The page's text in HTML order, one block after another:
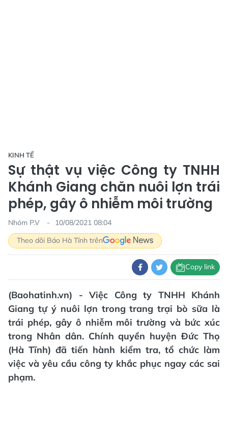
KINH TẾ
Sự thật vụ việc Công ty TNHH
Khánh Giang chăn nuôi lợn trái
phép, gây ô nhiễm môi trường
Nhóm P.V
10/08/2021 08:04
Theo dõi Báo Hà Tĩnh trên
Copy link
(Baohatinh.vn) - Việc Công ty TNHH Khánh
Giang tự ý nuôi lợn trong trang trại bò sữa là
trái phép, gây ô nhiễm môi trường và bức xúc
trong Nhân dân. Chính quyền huyện Đức Thọ
(Hà Tĩnh) đã tiến hành kiểm tra, tổ chức làm
việc và yêu cầu công ty khắc phục ngay các sai
phạm.